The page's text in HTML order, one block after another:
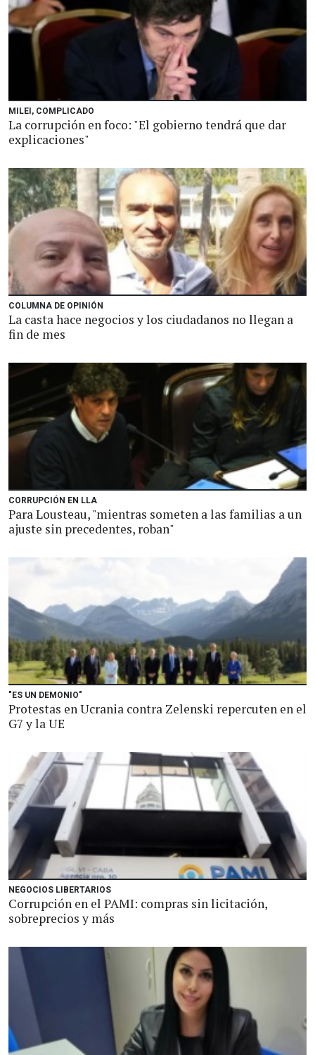
MILEI, COMPLICADO
La corrupción en foco: "El gobierno tendrá que dar
explicaciones"
COLUMNA DE OPINIÓN
La casta hace negocios y los ciudadanos no llegan a
fin de mes
CORRUPCIÓN EN LLA
Para Lousteau, "mientras someten a las familias a un
ajuste sin precedentes, roban"
"ES UN DEMONIO"
Protestas en Ucrania contra Zelenski repercuten en el
G7 y la UE
NEGOCIOS LIBERTARIOS
Corrupción en el PAMI: compras sin licitación,
sobreprecios y más